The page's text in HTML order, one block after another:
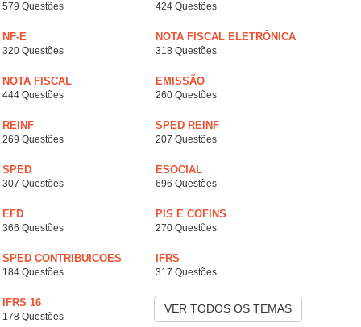
579 Questões 424 Questões
NF-E
320 Questões
NOTA FISCAL ELETRÔNICA
318 Questões
NOTA FISCAL
444 Questões
EMISSÃO
260 Questões
REINF
269 Questões
SPED REINF
207 Questões
SPED
307 Questões
ESOCIAL
696 Questões
EFD
366 Questões
PIS E COFINS
270 Questões
SPED CONTRIBUICOES
184 Questões
IFRS
317 Questões
IFRS 16
178 Questões
VER TODOS OS TEMAS